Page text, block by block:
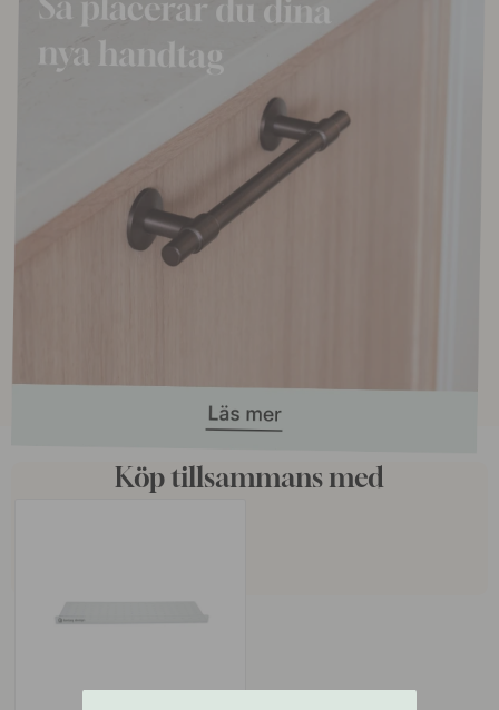
Köp tillsammans med